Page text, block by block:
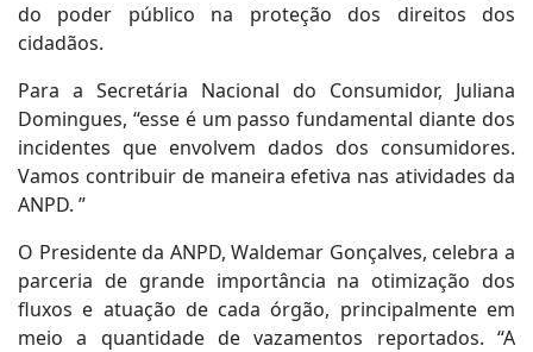
do poder público na proteção dos direitos dos
cidadãos.
Para a Secretária Nacional do Consumidor, Juliana
Domingues, “esse é um passo fundamental diante dos
incidentes que envolvem dados dos consumidores.
Vamos contribuir de maneira efetiva nas atividades da
ANPD. ”
O Presidente da ANPD, Waldemar Gonçalves, celebra a
parceria de grande importância na otimização dos
fluxos e atuação de cada órgão, principalmente em
meio a quantidade de vazamentos reportados. “A